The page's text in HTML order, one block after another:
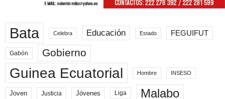
Bata Celebra Educación Estado FEGUIFUT
Gabón Gobierno
Guinea Ecuatorial Hombre INSESO
Joven Justicia Jóvenes Liga Malabo